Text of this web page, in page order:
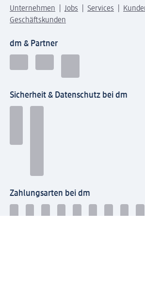
Unternehmen Jobs Services
Geschäftskunden
dm & Partner
Sicherheit & Datenschutz bei dm
Zahlungsarten bei dm